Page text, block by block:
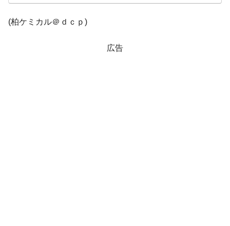
他人事のような発言。
『Money1』
韓国半導体『SKハイニックス』2026年2Qの
韓国･加徳島新国際空港「またも暗礁」の危
(柏ケミカル＠ｄｃｐ)
広告